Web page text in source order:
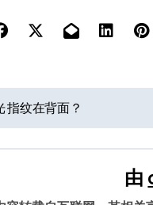
指纹在背面？
由